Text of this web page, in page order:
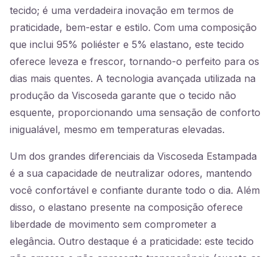
tecido; é uma verdadeira inovação em termos de
praticidade, bem-estar e estilo. Com uma composição
que inclui 95% poliéster e 5% elastano, este tecido
oferece leveza e frescor, tornando-o perfeito para os
dias mais quentes. A tecnologia avançada utilizada na
produção da Viscoseda garante que o tecido não
esquente, proporcionando uma sensação de conforto
inigualável, mesmo em temperaturas elevadas.
Um dos grandes diferenciais da Viscoseda Estampada
é a sua capacidade de neutralizar odores, mantendo
você confortável e confiante durante todo o dia. Além
disso, o elastano presente na composição oferece
liberdade de movimento sem comprometer a
elegância. Outro destaque é a praticidade: este tecido